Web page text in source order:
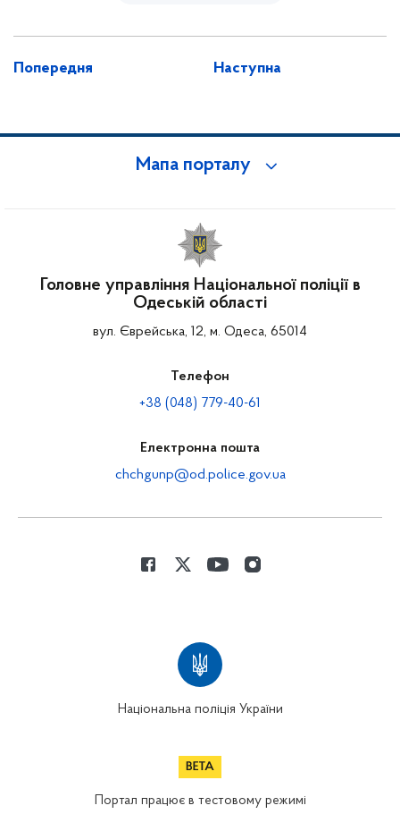
Попередня Наступна
Мапа порталу
Головне управління Національної поліції в
Одеській області
вул. Єврейська, 12, м. Одеса, 65014
Телефон
+38 (048) 779-40-61
Електронна пошта
chchgunp@od.police.gov.ua
Національна поліція України
Портал працює в тестовому режимі